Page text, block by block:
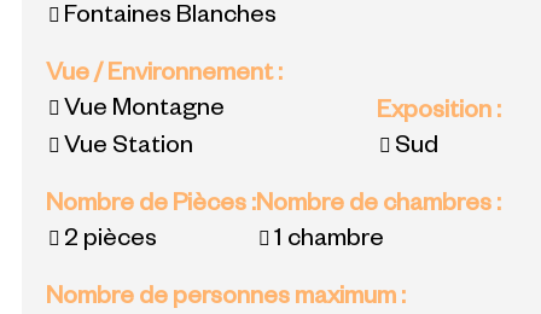
Fontaines Blanches
Vue / Environnement:
Vue Montagne
Vue Station
Exposition :
Sud
Nombre de Pièces :
2 pièces
Nombre de chambres :
1 chambre
Nombre de personnes maximum :